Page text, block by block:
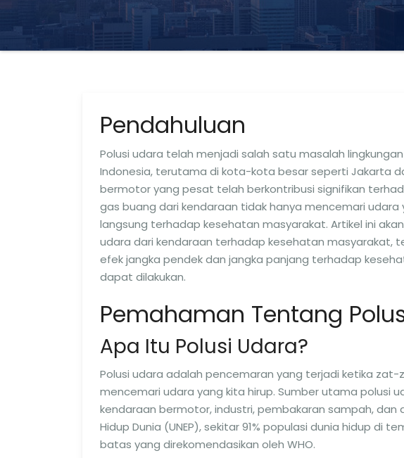
Pendahuluan
Polusi udara telah menjadi salah satu masalah
Indonesia, terutama di kota-kota besar seperti Jakarta
bermotor yang pesat telah berkontribusi signifikan
gas buang dari kendaraan tidak hanya mencemari
langsung terhadap kesehatan masyarakat. Artikel ini
udara dari kendaraan terhadap kesehatan masyarakat,
efek jangka pendek dan jangka panjang terhadap
dapat dilakukan.
Pemahaman Tentang
Apa Itu Polusi Udara?
Polusi udara adalah pencemaran yang terjadi ketika
mencemari udara yang kita hirup. Sumber utama polusi
kendaraan bermotor, industri, pembakaran sampah, dan
Hidup Dunia (UNEP), sekitar 91% populasi dunia hidup
batas yang direkomendasikan oleh WHO.